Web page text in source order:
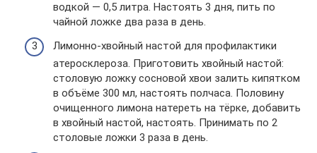
водкой — 0,5 литра. Настоять 3 дня, пить по
чайной ложке два раза в день.
Лимонно-хвойный настой для профилактики
атеросклероза. Приготовить хвойный настой:
столовую ложку сосновой хвои залить кипятком
в объёме 300 мл, настоять полчаса. Половину
очищенного лимона натереть на тёрке, добавить
в хвойный настой, настоять. Принимать по 2
столовые ложки 3 раза в день.